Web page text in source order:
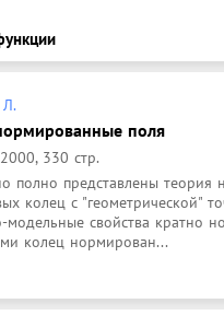
поля
330 стр.
полно представлены
колец с "геометрической"
модельные свойства кратно
колец нормирован...